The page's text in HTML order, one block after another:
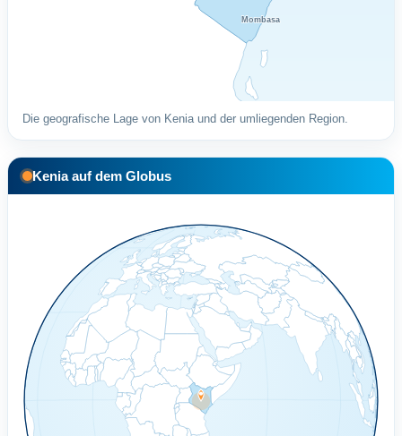
Mombasa
Die geografische Lage von Kenia und der umliegenden Region.
Kenia auf dem Globus